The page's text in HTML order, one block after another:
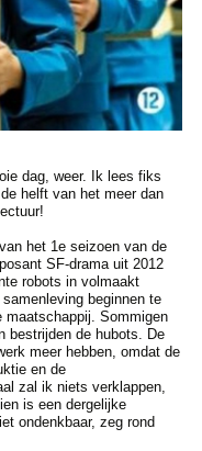
dag, weer. Ik lees fiks
helft van het meer dan
het 1e seizoen van de
SF-drama uit 2012
robots in volmaakt
beginnen te
maatschappij. Sommigen
bestrijden de hubots. De
meer hebben, omdat de
en de
zal ik niets verklappen,
is een dergelijke
ondenkbaar, zeg rond